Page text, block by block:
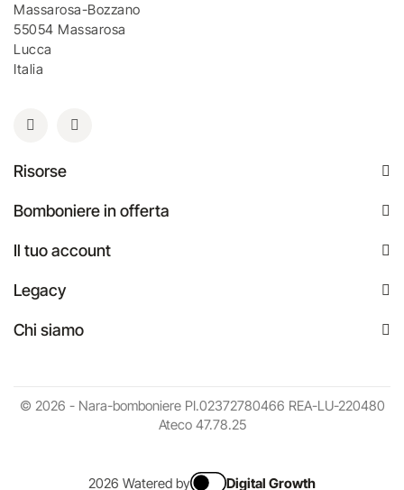
Massarosa-Bozzano
55054 Massarosa
Lucca
Italia
Risorse
Bomboniere in offerta
Il tuo account
Legacy
Chi siamo
© 2026 - Nara-bomboniere PI.02372780466 REA-LU-220480
Ateco 47.78.25
2026 Watered by Digital Growth